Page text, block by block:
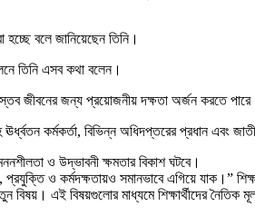
বলে জানিয়েছেন তিনি।
তিনি এসব কথা বলেন।
জীবনের জন্য প্রয়োজনীয় দক্ষতা অর্জন করতে
কর্মকর্তা, বিভিন্ন অধিদপ্তরের প্রধান এবং
ও উদ্ভাবনী ক্ষমতার বিকাশ ঘটবে।
প্রযুক্তি ও কর্মদক্ষতায়ও সমানভাবে এগিয়ে যাক।”
বিষয়। এই বিষয়গুলোর মাধ্যমে শিক্ষার্থীদের